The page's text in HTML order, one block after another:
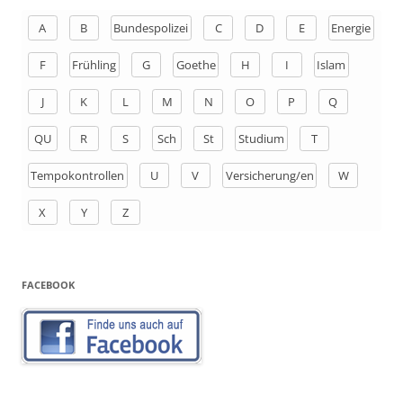
A B Bundespolizei C D E Energie
F Frühling G Goethe H I Islam
J K L M N O P Q
QU R S Sch St Studium T
Tempokontrollen U V Versicherung/en W
X Y Z
FACEBOOK